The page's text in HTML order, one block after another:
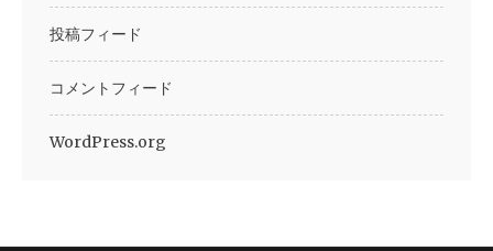
投稿フィード
コメントフィード
WordPress.org